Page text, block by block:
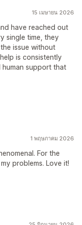
15 เมษายน 2026
have reached out
single time, they
issue without
is consistently
human support that
1 พฤษภาคม 2026
For the
problems. Love it!